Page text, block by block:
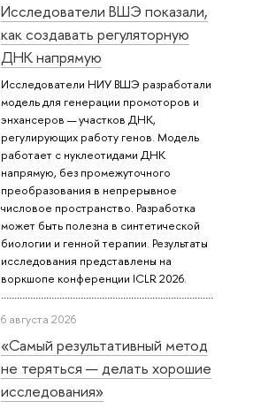
Исследователи ВШЭ показали,
как создавать регуляторную
ДНК напрямую
Исследователи НИУ ВШЭ разработали
модель для генерации промоторов и
энхансеров — участков ДНК,
регулирующих работу генов. Модель
работает с нуклеотидами ДНК
напрямую, без промежуточного
преобразования в непрерывное
числовое пространство. Разработка
может быть полезна в синтетической
биологии и генной терапии. Результаты
исследования представлены на
воркшопе конференции ICLR 2026.
6 августа 2026
«Самый результативный метод
не теряться — делать хорошие
исследования»